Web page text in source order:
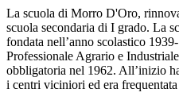
La scuola di Morro D'Oro,
scuola secondaria di I grado. La
fondata nell’anno scolastico
Professionale Agrario e
obbligatoria nel 1962. All’inizio
i centri viciniori ed era